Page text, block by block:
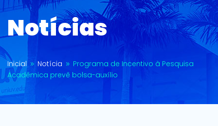
Notícias
Inicial 9 Notícia 9 Programa de Incentivo à Pesquisa
Acadêmica prevê bolsa-auxílio